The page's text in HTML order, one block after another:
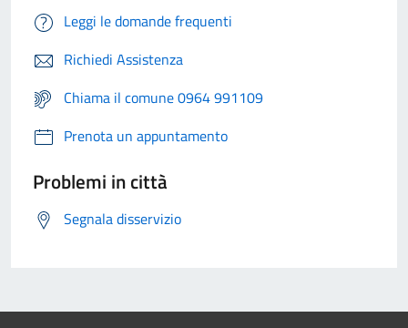
Leggi le domande frequenti
Richiedi Assistenza
Chiama il comune 0964 991109
Prenota un appuntamento
Problemi in città
Segnala disservizio